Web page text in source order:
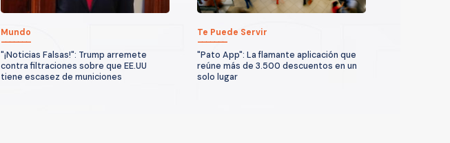
Mundo
"¡Noticias Falsas!": Trump arremete
contra filtraciones sobre que EE.UU
tiene escasez de municiones
Te Puede Servir
"Pato App": La flamante aplicación que
reúne más de 3.500 descuentos en un
solo lugar